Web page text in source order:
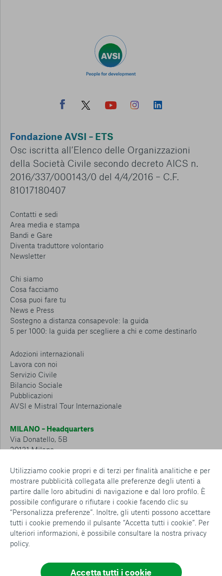
Utilizziamo cookie propri e di terzi per finalità analitiche e per
mostrare pubblicità collegata alle preferenze degli utenti a
partire dalle loro abitudini di navigazione e dal loro profilo. È
possibile configurare o rifiutare i cookie facendo clic su
“Personalizza preferenze”. Inoltre, gli utenti possono accettare
tutti i cookie premendo il pulsante “Accetta tutti i cookie”. Per
ulteriori informazioni, è possibile consultare la nostra privacy
policy.
Accetta tutti i cookie
Fondazione AVSI – ETS
Osc iscritta all’Elenco delle Organizzazioni
della Società Civile secondo decreto AICS n.
2016/337/000143/0 del 4/4/2016 – C.F.
81017180407
Contatti e sedi
Area media e stampa
Bandi e Gare
Diventa traduttore volontario
Newsletter
Chi siamo
Cosa facciamo
Cosa puoi fare tu
News e Press
Sostegno a distanza consapevole: la guida
5 per 1000: la guida per scegliere a chi e come destinarlo
Adozioni internazionali
Lavora con noi
Servizio Civile
Bilancio Sociale
Pubblicazioni
AVSI e Mistral Tour Internazionale
MILANO – Headquarters
Via Donatello, 5B
20131 Milano
CESENA – Sostegno a distanza
Via Padre Vicinio da Sarsina, 216
47521 Cesena
Tel.: 0547 360 811
Detrazioni e deduzioni fiscali sulle donazioni: cosa sapere e
come usufruirne
Whistleblowing Policy